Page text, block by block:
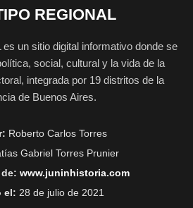
REGIONAL
un sitio digital informativo donde se
social, cultural y la vida de la
integrada por 19 distritos de la
de Buenos Aires.
Roberto Carlos Torres
Gabriel Torres Prunier
www.juninhistoria.com
el: 28 de julio de 2021